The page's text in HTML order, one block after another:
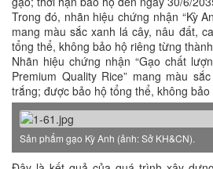
Trong đó, nhãn hiệu chứng nhận “Kỳ
mang màu sắc xanh lá cây, nâu đất,
tổng thể, không bảo hộ riêng từng
Nhãn hiệu chứng nhận “Gạo chất
Premium Quality Rice” mang màu
trắng; được bảo hộ tổng thể, không
Sản phẩm gạo Kỳ Anh (ảnh: Sở KH&CN).